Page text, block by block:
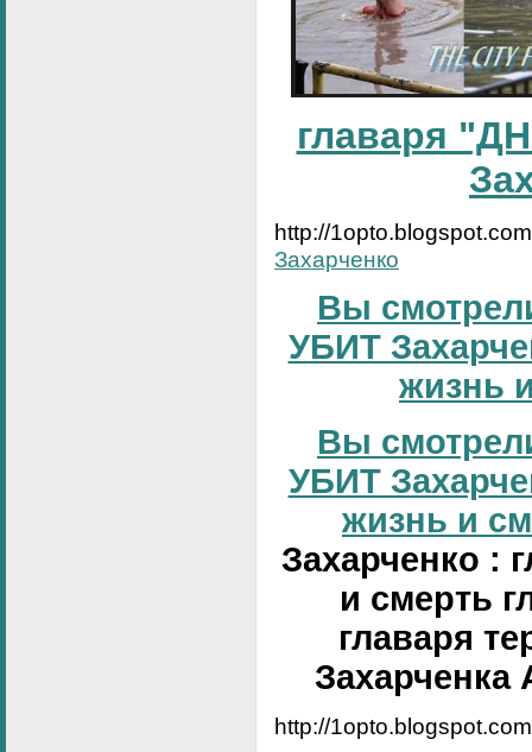
главаря
http://
Захарченко
Вы
УБИТ
жизнь
Вы
УБИТ
жизнь и
Захарченко :
и смерть
главаря
Захарченка
http://